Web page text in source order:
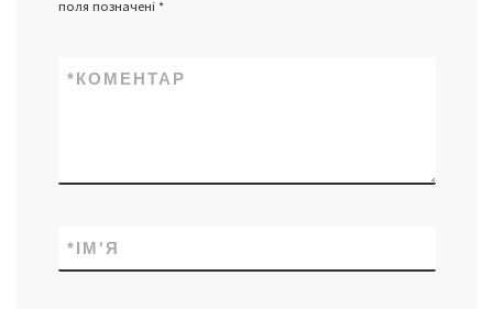
поля позначені *
КОМЕНТАР
*
ІМ'Я
*